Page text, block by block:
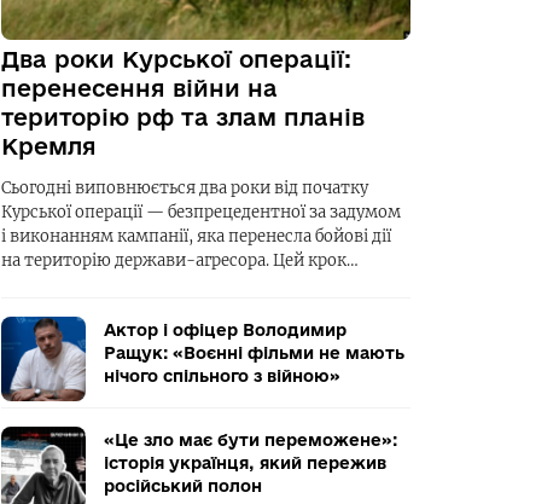
Два роки Курської операції:
перенесення війни на
територію рф та злам планів
Кремля
Сьогодні виповнюється два роки від початку
Курської операції — безпрецедентної за задумом
і виконанням кампанії, яка перенесла бойові дії
на територію держави-агресора. Цей крок…
Актор і офіцер Володимир
Ращук: «Воєнні фільми не мають
нічого спільного з війною»
«Це зло має бути переможене»:
історія українця, який пережив
російський полон